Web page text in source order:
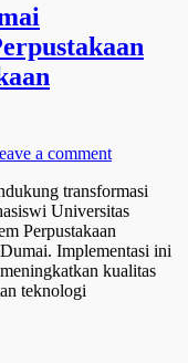
a comment
transformasi
Universitas
Perpustakaan
Implementasi ini
kualitas
teknologi